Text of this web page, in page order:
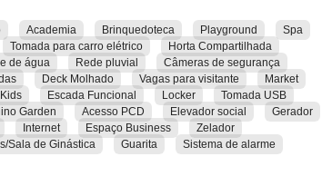
Academia Brinquedoteca Playground
Spa
Tomada para carro elétrico
Horta Compartilhada
de água Rede pluvial
Câmeras de segurança
Deck Molhado Vagas para visitante
Market
Escada Funcional Locker
Tomada USB
Garden Acesso PCD Elevador social
Gerador
Internet Espaço Business
Zelador
Sala de Ginástica Guarita
Sistema de alarme